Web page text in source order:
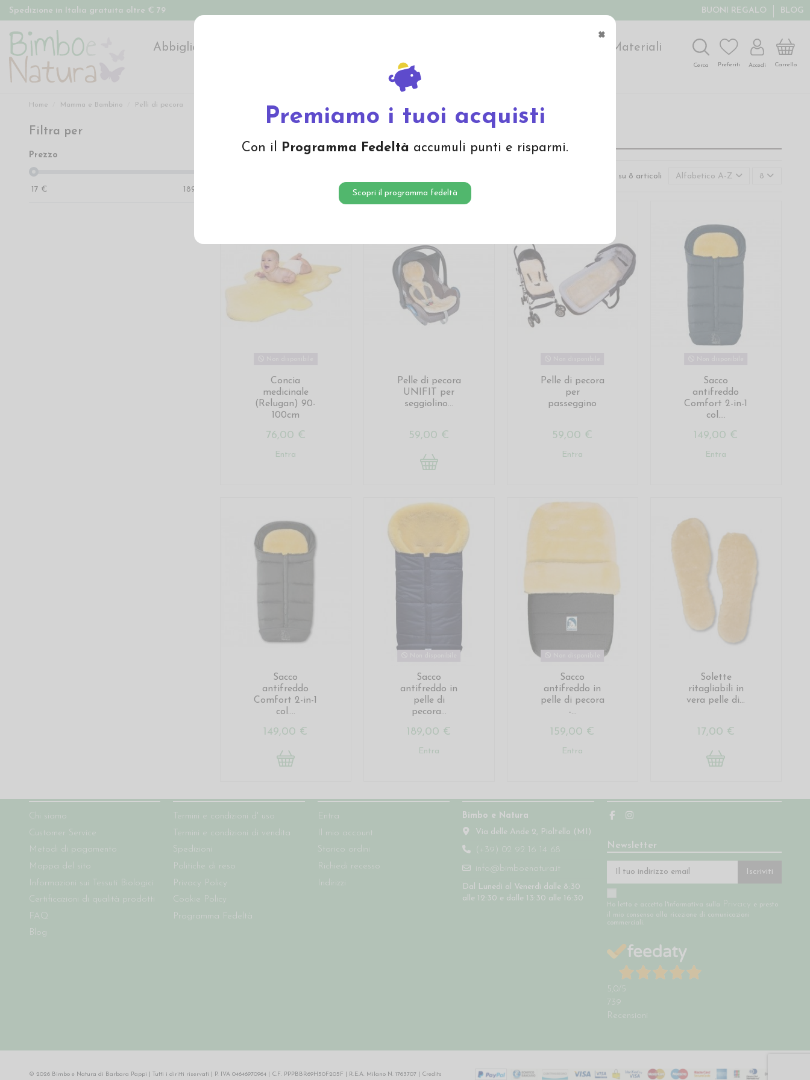
×
Premiamo i tuoi acquisti
Con il Programma Fedeltà accumuli punti e risparmi.
Scopri il programma fedeltà
Spedizione in Italia gratuita oltre € 79 BUONI REGALO BLOG
Abbigliamento
Materiali
Offerte
Cerca Preferiti Accedi Carrello
Home Mamma e Bambino Pelli di pecora
Visualizzati 1-8 su 8 articoli Alfabetico A-Z 8
Concia
medicinale
(Relugan) 90-
100cm
76,00 €
Entra
Pelle di pecora
UNIFIT per
seggiolino...
59,00 €
Pelle di pecora
per
passeggino
59,00 €
Entra
Sacco
antifreddo
Comfort 2-in-1
col....
149,00 €
Entra
Sacco
antifreddo
Comfort 2-in-1
col....
149,00 €
Sacco
antifreddo in
pelle di
pecora...
189,00 €
Entra
Sacco
antifreddo in
pelle di pecora
-...
159,00 €
Entra
Solette
ritagliabili in
vera pelle di...
17,00 €
Filtra per
Prezzo
17 € 189
Chi siamo
Customer Service
Metodi di pagamento
Mappa del sito
Informazioni sui Tessuti Biologici
Certificazioni di qualità prodotti
FAQ
Blog
Termini e condizioni d' uso
Termini e condizioni di vendita
Spedizioni
Politiche di reso
Privacy Policy
Cookie Policy
Programma Fedeltà
Entra
Il mio account
Storico ordini
Richiedi recesso
Indirizzi
Bimbo e Natura
Via delle Ande 2, Pioltello (MI)
(+39) 02 92 16 14 68
info@bimboenatura.it
Dal Lunedì al Venerdì dalle 8:30
alle 12:30 e dalle 13:30 alle 16:30
Newsletter
Iscriviti
Ho letto e accetto l'informativa sulla Privacy
e presto
il mio consenso alla ricezione di comunicazioni
commerciali.
5,0/5
739
Recensioni
© 2026 Bimbo e Natura di Barbara Pappi | Tutti i diritti riservati | P. IVA 04646970964 | C.F. PPPBBR69H50F205F | R.E.A. Milano N. 1763707 | Credits